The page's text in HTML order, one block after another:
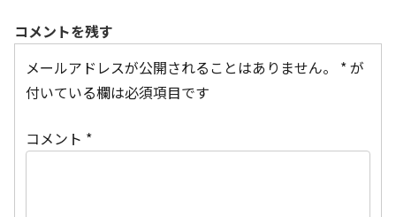
コメントを残す
メールアドレスが公開されることはありません。
*が
付いている欄は必須項目です
コメント *